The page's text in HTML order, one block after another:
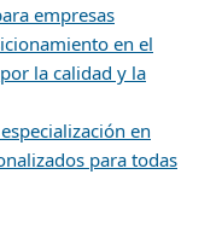
empresas
en el
la calidad y la
en
para todas